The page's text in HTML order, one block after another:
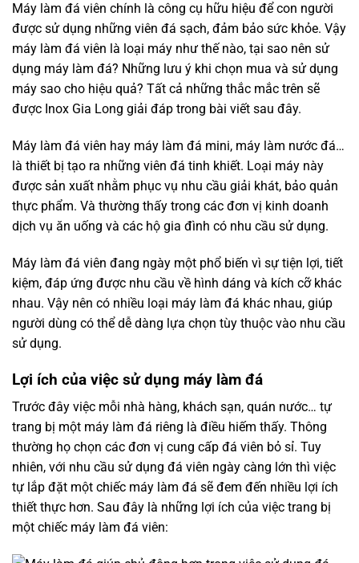
Máy làm đá viên chính là công cụ hữu hiệu để con người
được sử dụng những viên đá sạch, đảm bảo sức khỏe. Vậy
máy làm đá viên là loại máy như thế nào, tại sao nên sử
dụng máy làm đá? Những lưu ý khi chọn mua và sử dụng
máy sao cho hiệu quả? Tất cả những thắc mắc trên sẽ
được Inox Gia Long giải đáp trong bài viết sau đây.
Máy làm đá viên hay máy làm đá mini, máy làm nước đá…
là thiết bị tạo ra những viên đá tinh khiết. Loại máy này
được sản xuất nhằm phục vụ nhu cầu giải khát, bảo quản
thực phẩm. Và thường thấy trong các đơn vị kinh doanh
dịch vụ ăn uống và các hộ gia đình có nhu cầu sử dụng.
Máy làm đá viên đang ngày một phổ biến vì sự tiện lợi, tiết
kiệm, đáp ứng được nhu cầu về hình dáng và kích cỡ khác
nhau. Vậy nên có nhiều loại máy làm đá khác nhau, giúp
người dùng có thể dễ dàng lựa chọn tùy thuộc vào nhu cầu
sử dụng.
Lợi ích của việc sử dụng máy làm đá
Trước đây việc mỗi nhà hàng, khách sạn, quán nước… tự
trang bị một máy làm đá riêng là điều hiếm thấy. Thông
thường họ chọn các đơn vị cung cấp đá viên bỏ sỉ. Tuy
nhiên, với nhu cầu sử dụng đá viên ngày càng lớn thì việc
tự lắp đặt một chiếc máy làm đá sẽ đem đến nhiều lợi ích
thiết thực hơn. Sau đây là những lợi ích của việc trang bị
một chiếc máy làm đá viên: